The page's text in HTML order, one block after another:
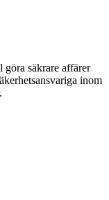
säkrare affärer
inom